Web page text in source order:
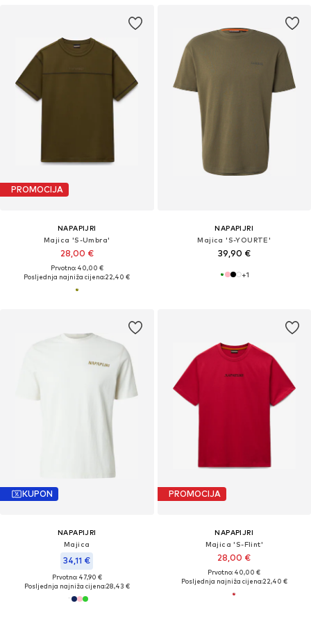
PROMOCIJA
NAPAPIJRI
Majica 'S-Umbra'
28,00 €
Prvotno: 40,00 €
Posljednja najniža cijena:22,40 €
NAPAPIJRI
Majica 'S-YOURTE'
39,90 €
+1
KUPON
NAPAPIJRI
Majica
34,11 €
Prvotno: 47,90 €
Posljednja najniža cijena:28,43 €
PROMOCIJA
NAPAPIJRI
Majica 'S-Flint'
28,00 €
Prvotno: 40,00 €
Posljednja najniža cijena:22,40 €